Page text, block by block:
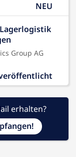
NEU
Group AG
erhalten?